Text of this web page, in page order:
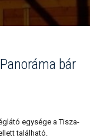
bár
egysége a Tisza-
található.